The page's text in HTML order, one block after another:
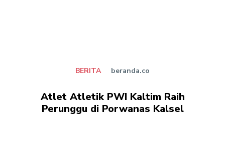
BERITA beranda.co
Atlet Atletik PWI Kaltim Raih
Perunggu di Porwanas Kalsel